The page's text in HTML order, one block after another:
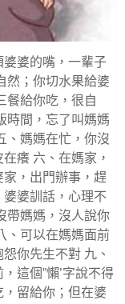
婆的嘴，一輩子
然；你切水果給婆
餐給你吃，很自
時間，忘了叫媽媽
、媽媽在忙，你沒
癢 六、在媽家，
，出門辦事，趕
婆訓話，心理不
帶媽媽，沒人說你
、可以在媽媽面前
怨你先生不對 九、
這個”懶’字說不得
留給你；但在婆